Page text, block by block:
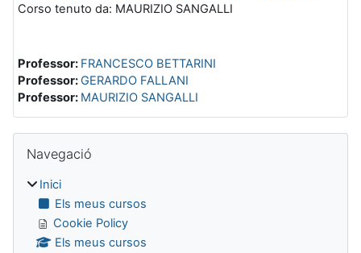
Corso tenuto da: MAURIZIO SANGALLI
Professor: FRANCESCO BETTARINI
Professor: GERARDO FALLANI
Professor: MAURIZIO SANGALLI
Blocs
Navegació
Inici
Els meus cursos
Cookie Policy
Els meus cursos